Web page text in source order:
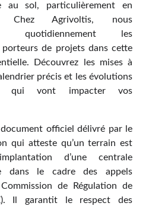
au sol, particulièrement en
Chez Agrivoltis, nous
quotidiennement les
de projets dans cette
Découvrez les mises à
précis et les évolutions
qui vont impacter vos
officiel délivré par le
qui atteste qu’un terrain est
d’une centrale
dans le cadre des appels
de Régulation de
Il garantit le respect des